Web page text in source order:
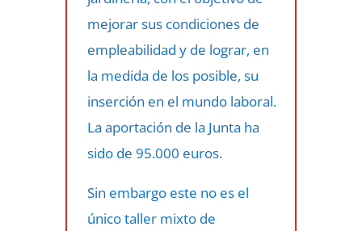
mejorar sus condiciones de
empleabilidad y de lograr, en
la medida de los posible, su
inserción en el mundo laboral.
La aportación de la Junta ha
sido de 95.000 euros.
Sin embargo este no es el
único taller mixto de